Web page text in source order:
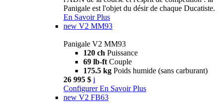
Panigale est l'objet du désir de chaque Ducatiste.
En Savoir Plus
new V2 MM93
Panigale V2 MM93
120 ch Puissance
69 lb-ft Couple
175.5 kg Poids humide (sans carburant)
26 995 $ i
Configurer En Savoir Plus
new V2 FB63